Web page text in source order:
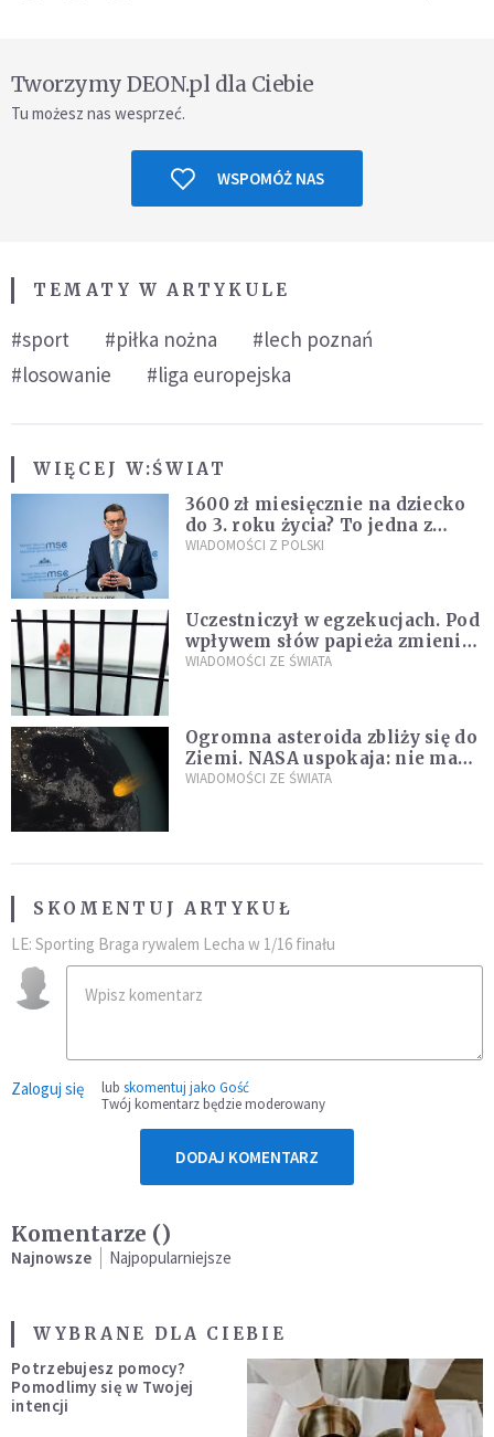
Tworzymy DEON.pl dla Ciebie
Tu możesz nas wesprzeć.
WSPOMÓŻ NAS
TEMATY W ARTYKULE
#sport #piłka nożna
#lech poznań
#losowanie
#liga europejska
WIĘCEJ W:ŚWIAT
3600 zł miesięcznie na dziecko
do 3. roku życia? To jedna z
propozycji programu "Rozwój
WIADOMOŚCI Z POLSKI
Uczestniczył w egzekucjach. Pod
wpływem słów papieża zmienił
zdanie
WIADOMOŚCI ZE ŚWIATA
Ogromna asteroida zbliży się do
Ziemi. NASA uspokaja: nie ma
zagrożenia
WIADOMOŚCI ZE ŚWIATA
SKOMENTUJ ARTYKUŁ
LE: Sporting Braga rywalem Lecha w 1/16 finału
Zaloguj się lub skomentuj jako Gość
Twój komentarz będzie moderowany
DODAJ KOMENTARZ
Komentarze ()
Najnowsze Najpopularniejsze
WYBRANE DLA CIEBIE
Potrzebujesz pomocy?
Pomodlimy się w Twojej
intencji